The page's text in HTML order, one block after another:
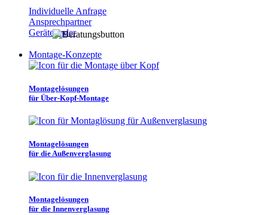
Individuelle Anfrage
Ansprechpartner
Gerätefinder
Montage-Konzepte
Montagelösungen
für Über-Kopf-Montage
Montagelösungen
für die Außenverglasung
Montagelösungen
für die Innenverglasung